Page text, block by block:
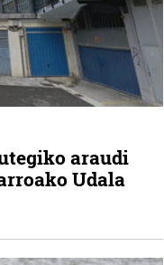
araudi
Udala